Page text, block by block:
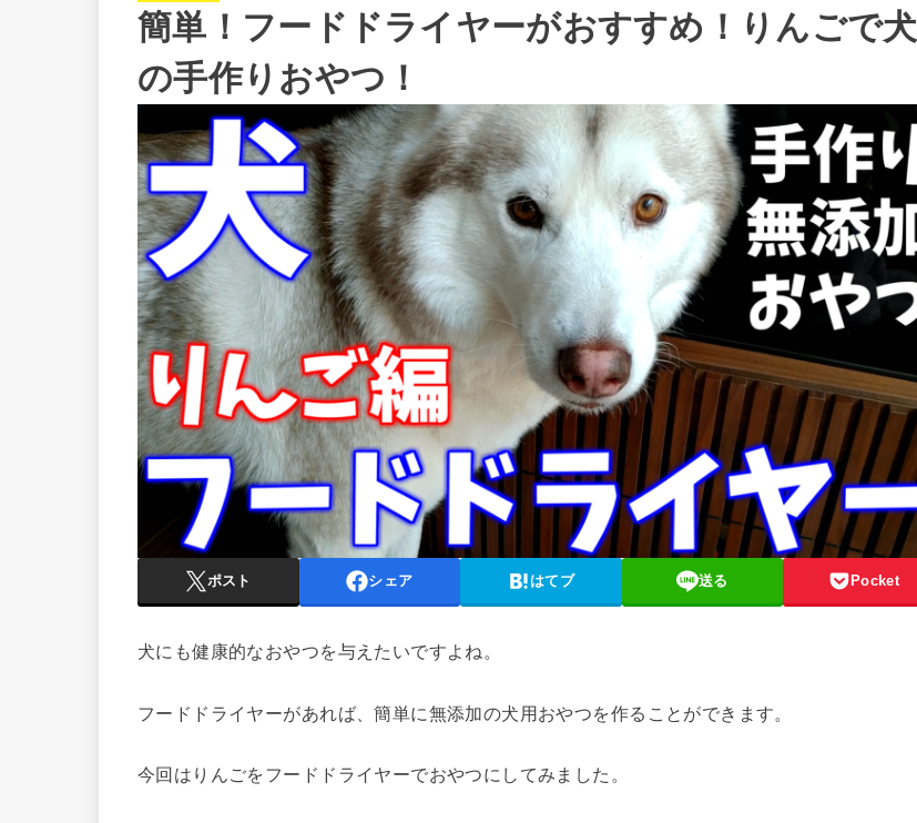
簡単！フードドライヤーがおすすめ！りんごで犬
の手作りおやつ！
ポスト シェア はてブ 送る Pocket
犬にも健康的なおやつを与えたいですよね。
フードドライヤーがあれば、簡単に無添加の犬用おやつを作ることができます。
今回はりんごをフードドライヤーでおやつにしてみました。